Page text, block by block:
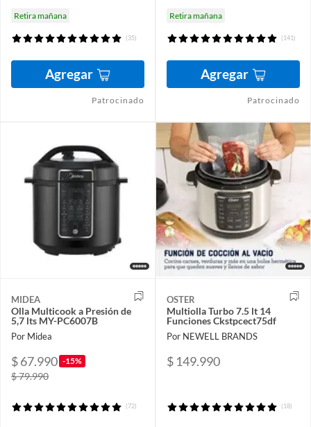
Retira mañana
(35)
Agregar
Patrocinado
Retira mañana
(141)
Agregar
Patrocinado
MIDEA
Olla Multicook a Presión de
5,7 lts MY-PC6007B
Por Midea
$ 67.990 -15%
$ 79.990
(72)
OSTER
Multiolla Turbo 7.5 lt 14
Funciones Ckstpcect75df
Por NEWELL BRANDS
$ 149.990
(18)